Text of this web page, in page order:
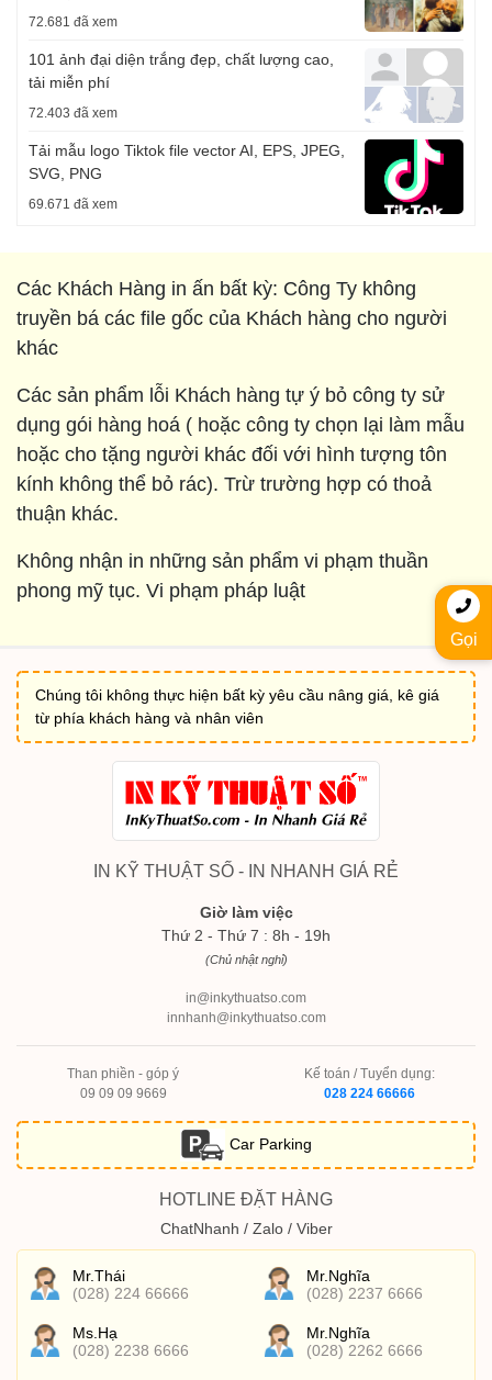
72.681 đã xem
101 ảnh đại diện trắng đẹp, chất lượng cao,
tải miễn phí
72.403 đã xem
Tải mẫu logo Tiktok file vector AI, EPS, JPEG,
SVG, PNG
69.671 đã xem
Gọi
Các Khách Hàng in ấn bất kỳ: Công Ty không
truyền bá các file gốc của Khách hàng cho người
khác
Các sản phẩm lỗi Khách hàng tự ý bỏ công ty sử
dụng gói hàng hoá ( hoặc công ty chọn lại làm mẫu
hoặc cho tặng người khác đối với hình tượng tôn
kính không thể bỏ rác). Trừ trường hợp có thoả
thuận khác.
Không nhận in những sản phẩm vi phạm thuần
phong mỹ tục. Vi phạm pháp luật
Chúng tôi không thực hiện bất kỳ yêu cầu nâng giá, kê giá
từ phía khách hàng và nhân viên
IN KỸ THUẬT SỐ - IN NHANH GIÁ RẺ
Giờ làm việc
Thứ 2 - Thứ 7 : 8h - 19h
(Chủ nhật nghỉ)
in@inkythuatso.com
innhanh@inkythuatso.com
Than phiền - góp ý
09 09 09 9669
Kế toán / Tuyển dụng:
028 224 66666
Car Parking
HOTLINE ĐẶT HÀNG
ChatNhanh / Zalo / Viber
Mr.Thái
(028) 224 66666
Mr.Nghĩa
(028) 2237 6666
Ms.Hạ
(028) 2238 6666
Mr.Nghĩa
(028) 2262 6666